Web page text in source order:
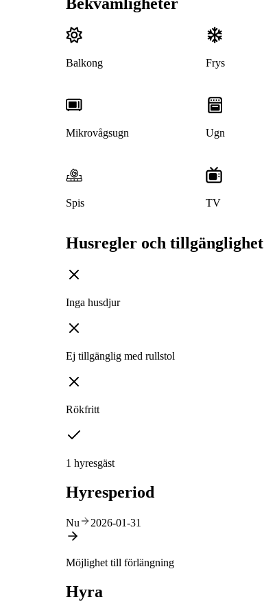
Bekvämligheter
Balkong Frys
Mikrovågsugn Ugn
Spis TV
Husregler och tillgänglighet
Inga husdjur
Ej tillgänglig med rullstol
Rökfritt
1 hyresgäst
Hyresperiod
Nu 2026-01-31
Möjlighet till förlängning
Hyra